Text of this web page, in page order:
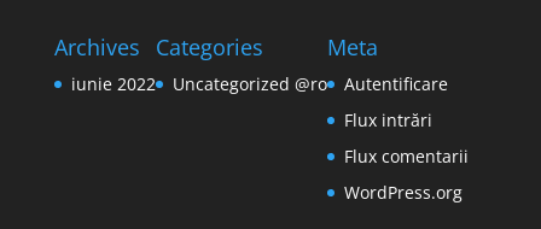
Archives
iunie 2022
Categories
Uncategorized @ro
Meta
Autentificare
Flux intrări
Flux comentarii
WordPress.org